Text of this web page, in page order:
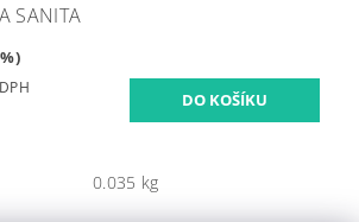
SANITA
DPH
0.035 kg